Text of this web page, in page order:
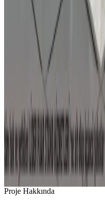
Proje Hakkında